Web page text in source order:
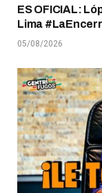
ES OFICIAL:
Lima
05/08/2026